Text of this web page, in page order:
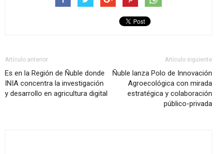
Artículo anterior
Es en la Región de Ñuble donde
INIA concentra la investigación
y desarrollo en agricultura digital
Artículo siguiente
Ñuble lanza Polo de Innovación
Agroecológica con mirada
estratégica y colaboración
público-privada